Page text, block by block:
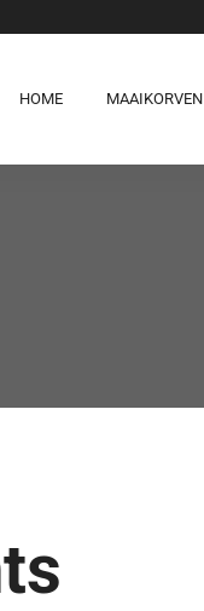
HOME MAAIKORVEN